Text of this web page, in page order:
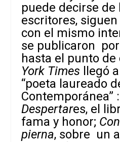
puede decirse de
escritores,
con el mismo
se publicaron
hasta el punto
York Times llegó
“poeta laureado
Contemporánea”
Despertares, el
fama y honor;
pierna, sobre un